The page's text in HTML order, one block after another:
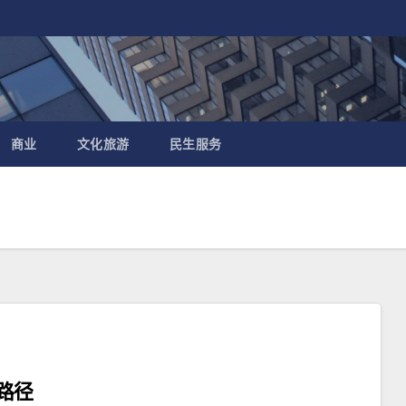
商业 文化旅游 民生服务
径